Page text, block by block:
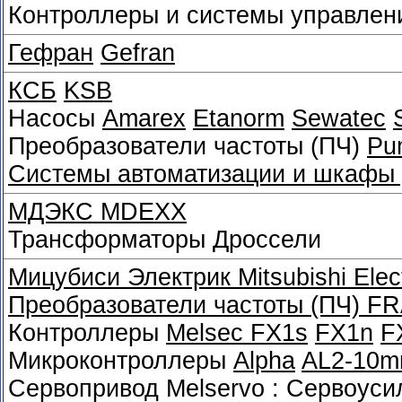
Контроллеры и системы
Гефран Gefran
КСБ KSB
Насосы Amarex Etanorm Sewatec
Преобразователи частоты (ПЧ)
Системы автоматизации и шкафы
МДЭКС MDEXX
Трансформаторы Дроссели
Мицубиси Электрик Mitsubishi
Преобразователи частоты (ПЧ)
Контроллеры Melsec FX1s FX1n
Микроконтроллеры Alpha AL2-
Сервопривод Melservo :